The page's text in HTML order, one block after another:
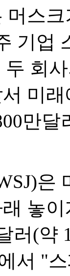
머스
기업
회
미
만
은
놓
러(약
서 "